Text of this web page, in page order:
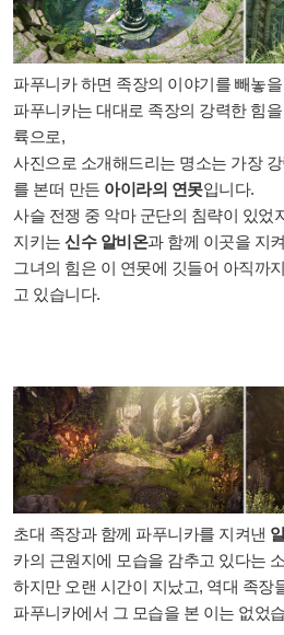
파푸니카 하면 족장의 이야기를 빼놓
파푸니카는 대대로 족장의 강력한 힘
륙으로,
사진으로 소개해드리는 명소는 가장
를 본떠 만든 아이라의 연못입니다.
사슬 전쟁 중 악마 군단의 침략이 있었
지키는 신수 알비온과 함께 이곳을 지
그녀의 힘은 이 연못에 깃들어 아직까
고 있습니다.
초대 족장과 함께 파푸니카를 지켜낸
카의 근원지에 모습을 감추고 있다는
하지만 오랜 시간이 지났고, 역대 족장
파푸니카에서 그 모습을 본 이는 없었